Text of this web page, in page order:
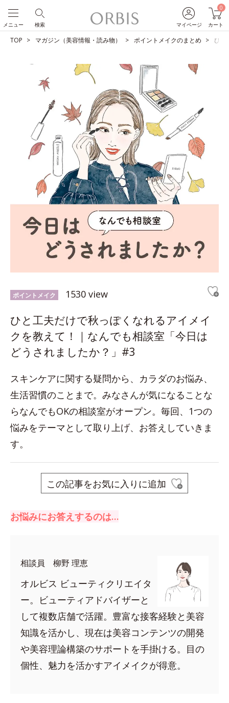
マイページ
0
カート
検索
メニュー
TOP マガジン（美容情報・読み物） ポイントメイクのまとめ ひと
ポイントメイク 1530 view
ひと工夫だけで秋っぽくなれるアイメイ
クを教えて！｜なんでも相談室「今日は
どうされましたか？」#3
スキンケアに関する疑問から、カラダのお悩み、
生活習慣のことまで。みなさんが気になることな
らなんでもOKの相談室がオープン。毎回、1つの
悩みをテーマとして取り上げ、お答えしていきま
す。
この記事をお気に入りに追加
お悩みにお答えするのは…
相談員 柳野 理恵
オルビス ビューティクリエイタ
ー。ビューティアドバイザーと
して複数店舗で活躍。豊富な接客経験と美容
知識を活かし、現在は美容コンテンツの開発
や美容理論構築のサポートを手掛ける。目の
個性、魅力を活かすアイメイクが得意。